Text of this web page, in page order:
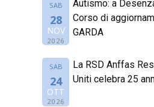
SAB
28
NOV
2026
Autismo: a
Corso di
GARDA
SAB
24
OTT
2026
La RSD Anffas
Uniti celebra 25